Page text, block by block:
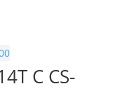
C CS-